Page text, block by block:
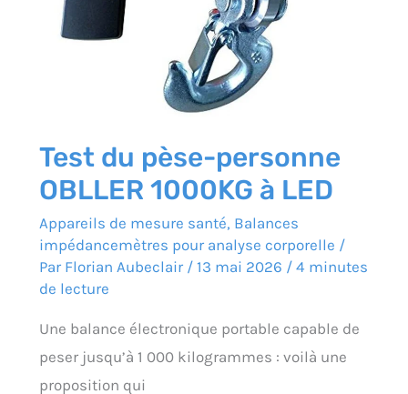
Test du pèse-personne
OBLLER 1000KG à LED
Appareils de mesure santé, Balances
impédancemètres pour analyse corporelle /
Par Florian Aubeclair /13 mai 2026 /4 minutes
de lecture
Une balance électronique portable capable de
peser jusqu’à 1 000 kilogrammes : voilà une
proposition qui